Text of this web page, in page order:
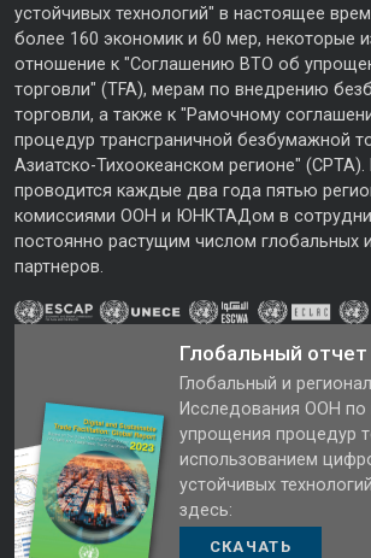
устойчивых технологий" в настоящее
более 160 экономик и 60 мер, некоторые
отношение к "Соглашению ВТО об
торговли" (TFA), мерам по внедрению
торговли, а также к "Рамочному
процедур трансграничной безбумажной
Азиатско-Тихоокеанском регионе"
проводится каждые два года пятью
комиссиями ООН и ЮНКТАДом в
постоянно растущим числом глобальных
партнеров.
Глобальный отчет
Глобальный и
Исследования ООН по
упрощения процедур
использованием
устойчивых
здесь:
СКАЧАТЬ